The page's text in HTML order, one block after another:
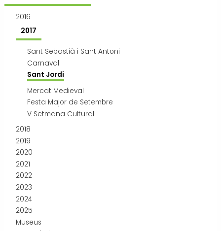
2016
2017
Sant Sebastià i Sant Antoni
Carnaval
Sant Jordi
Mercat Medieval
Festa Major de Setembre
V Setmana Cultural
2018
2019
2020
2021
2022
2023
2024
2025
Museus